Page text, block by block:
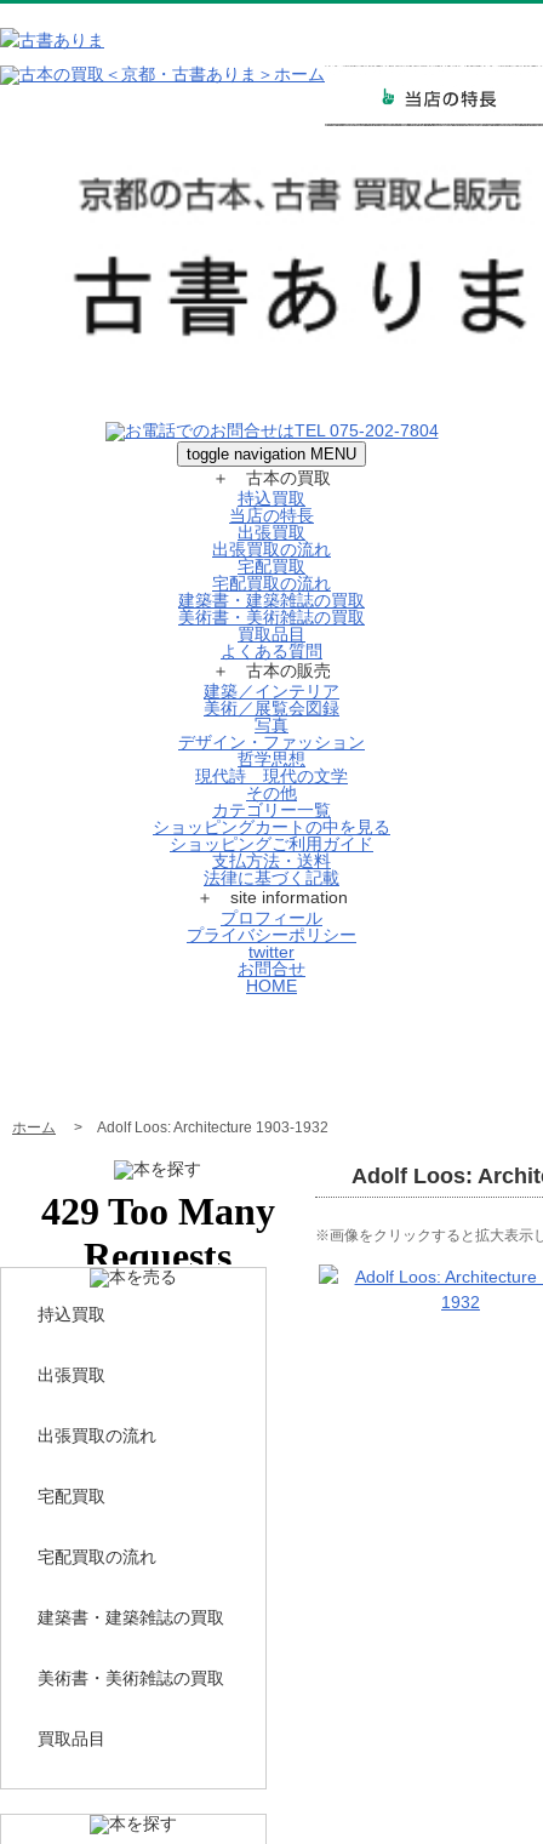
toggle navigation MENU
＋ 古本の買取
持込買取
当店の特長
出張買取
出張買取の流れ
宅配買取
宅配買取の流れ
建築書・建築雑誌の買取
美術書・美術雑誌の買取
買取品目
よくある質問
＋ 古本の販売
建築／インテリア
美術／展覧会図録
写真
デザイン・ファッション
哲学思想
現代詩 現代の文学
その他
カテゴリー一覧
ショッピングカートの中を見る
ショッピングご利用ガイド
支払方法・送料
法律に基づく記載
＋ site information
プロフィール
プライバシーポリシー
twitter
お問合せ
HOME
ホーム > Adolf Loos: Architecture 1903-1932
Adolf Loos:
※画像をクリックすると拡大表示
持込買取
出張買取
出張買取の流れ
宅配買取
宅配買取の流れ
建築書・建築雑誌の買取
美術書・美術雑誌の買取
買取品目